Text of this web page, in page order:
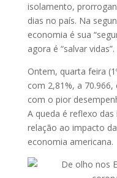
isolamento,
dias no país. Na
economia é sua
agora é “salvar vidas”.
Ontem, quarta feira
com 2,81%, a
com o pior
A queda é reflexo
relação ao impacto
economia americana.